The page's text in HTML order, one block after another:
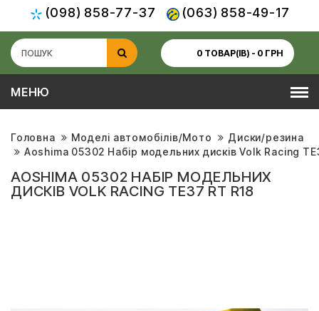
(098) 858-77-37 (063) 858-49-17
0 ТОВАР(ІВ) - 0 ГРН
МЕНЮ
Головна Моделі автомобілів/Мото
Диски/резина
Aoshima 05302 Набір модельних дисків Volk Racing
AOSHIMA 05302 НАБІР МОДЕЛЬНИХ
ДИСКІВ VOLK RACING TE37 RT R18